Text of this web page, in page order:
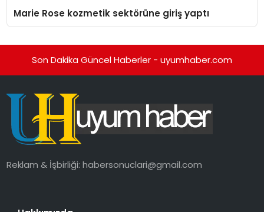
Marie Rose kozmetik sektörüne giriş yaptı
Son Dakika Güncel Haberler - uyumhaber.com
Reklam & İşbirliği:habersonuclari@gmail.com